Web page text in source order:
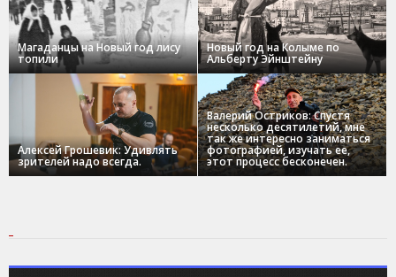
Магаданцы на Новый год лису
топили
Новый год на Колыме по
Альберту Эйнштейну
Алексей Грошевик: Удивлять
зрителей надо всегда.
Валерий Остриков: Спустя
несколько десятилетий, мне
так же интересно заниматься
фотографией, изучать ее,
этот процесс бесконечен.